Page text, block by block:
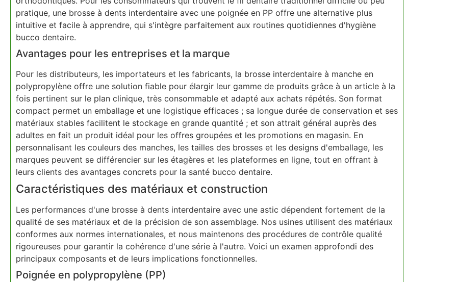
pratique, une brosse à dents interdentaire avec une poignée en PP offre une alternative plus
intuitive et facile à apprendre, qui s'intègre parfaitement aux routines quotidiennes d'hygiène
bucco dentaire.
Avantages pour les entreprises et la marque
Pour les distributeurs, les importateurs et les fabricants, la brosse interdentaire à manche en
polypropylène offre une solution fiable pour élargir leur gamme de produits grâce à un article à la
fois pertinent sur le plan clinique, très consommable et adapté aux achats répétés. Son format
compact permet un emballage et une logistique efficaces ; sa longue durée de conservation et ses
matériaux stables facilitent le stockage en grande quantité ; et son attrait général auprès des
adultes en fait un produit idéal pour les offres groupées et les promotions en magasin. En
personnalisant les couleurs des manches, les tailles des brosses et les designs d'emballage, les
marques peuvent se différencier sur les étagères et les plateformes en ligne, tout en offrant à
leurs clients des avantages concrets pour la santé bucco dentaire.
Caractéristiques des matériaux et construction
Les performances d'une brosse à dents interdentaire avec une astic dépendent fortement de la
qualité de ses matériaux et de la précision de son assemblage. Nos usines utilisent des matériaux
conformes aux normes internationales, et nous maintenons des procédures de contrôle qualité
rigoureuses pour garantir la cohérence d'une série à l'autre. Voici un examen approfondi des
principaux composants et de leurs implications fonctionnelles.
Poignée en polypropylène (PP)